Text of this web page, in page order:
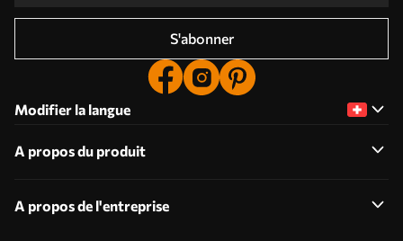
S'abonner
Modifier la langue
A propos du produit
A propos de l'entreprise